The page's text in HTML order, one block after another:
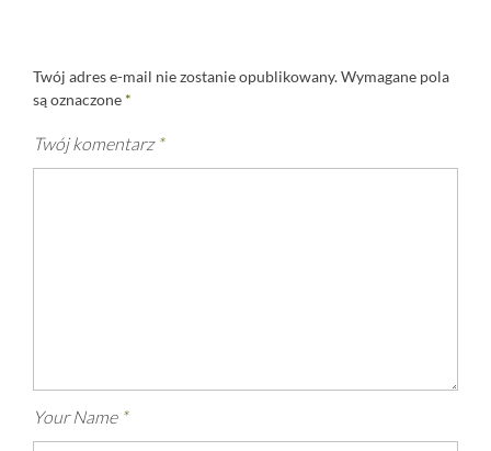
Twój adres e-mail nie zostanie opublikowany.Wymagane pola
są oznaczone *
Twój komentarz *
Your Name *